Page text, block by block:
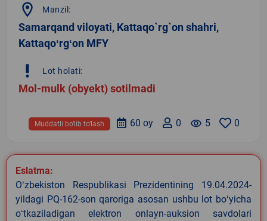
location_on Manzil:
Samarqand viloyati, Kattaqo`rg`on shahri,
Kattaqoʻrgʻon MFY
priority_high Lot holati:
Mol-mulk (obyekt) sotilmadi
0
remove_red_eye 5
0
60 oy
Muddatli bo‘lib to‘lash
Eslatma:
Oʻzbekiston Respublikasi Prezidentining 19.04.2024-
yildagi PQ-162-son qaroriga asosan ushbu lot boʻyicha
oʻtkaziladigan elektron onlayn-auksion savdolari